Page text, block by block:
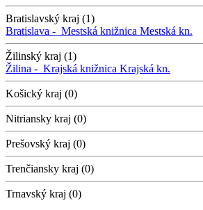
Bratislavský kraj (1)
Bratislava - Mestská knižnica Mestská kn.
Žilinský kraj (1)
Žilina - Krajská knižnica Krajská kn.
Košický kraj (0)
Nitriansky kraj (0)
Prešovský kraj (0)
Trenčiansky kraj (0)
Trnavský kraj (0)